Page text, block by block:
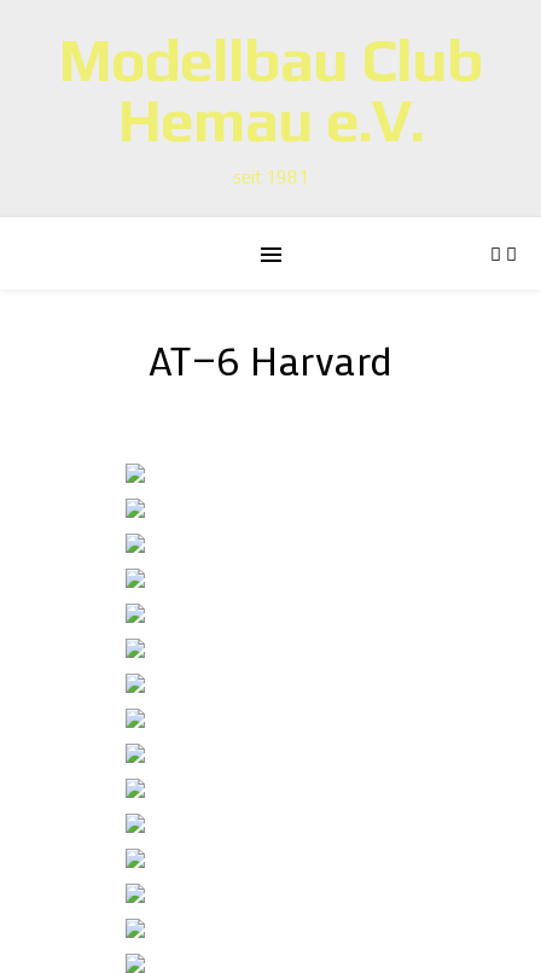
Modellbau Club
Hemau e.V.
seit 1981
AT—6 Harvard